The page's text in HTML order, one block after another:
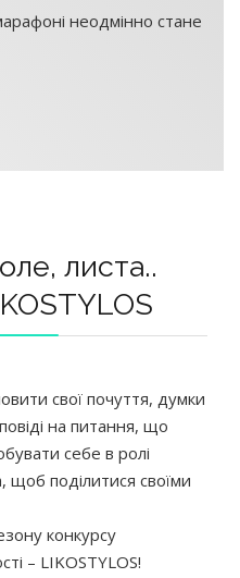
неодмінно стане
листа..
свої почуття, думки
на питання, що
себе в ролі
поділитися своїми
конкурсу
– LIKOSTYLOS!